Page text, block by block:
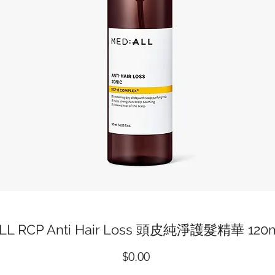
RCP Anti Hair Loss 頭皮純淨護髮精華
$0.00價